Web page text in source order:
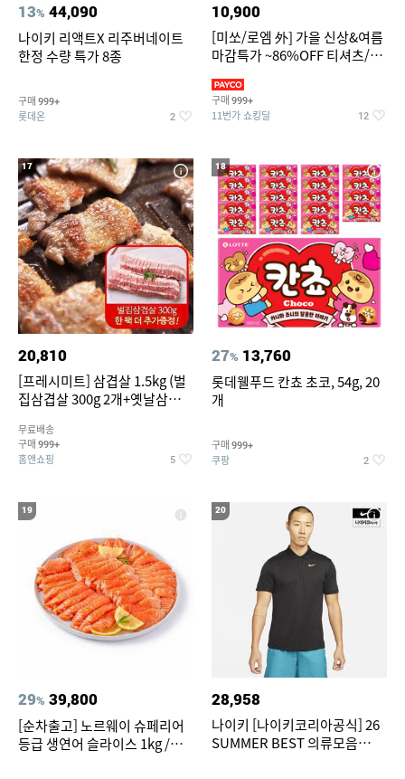
13% 44,090
나이키 리액트X 리주버네이트
한정 수량 특가 8종
구매 999+
롯데온 2
10,900
[미쏘/로엠 外] 가을 신상&여름
마감특가 ~86%OFF 티셔츠/슬
구매 999+
11번가 쇼킹딜 12
17
20,810
[프레시미트] 삼겹살 1.5kg (벌
집삼겹살 300g 2개+옛날삼겹살
팩 추가증정)
무료배송
구매 999+
홈앤쇼핑 5
18
27% 13,760
롯데웰푸드 칸쵸 초코, 54g, 20
개
구매 999+
쿠팡 2
19
29% 39,800
[순차출고] 노르웨이 슈페리어
등급 생연어 슬라이스 1kg /
20
28,958
나이키 [나이키코리아공식] 26
SUMMER BEST 의류모음